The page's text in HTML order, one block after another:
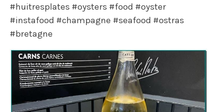
#huitresplates #oysters #food #oyster
#instafood #champagne #seafood #ostras
#bretagne